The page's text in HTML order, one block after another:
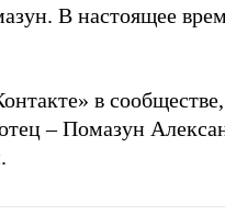
В настоящее
в
– Помазун